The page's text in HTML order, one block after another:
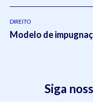
DIREITO
Modelo de
Siga